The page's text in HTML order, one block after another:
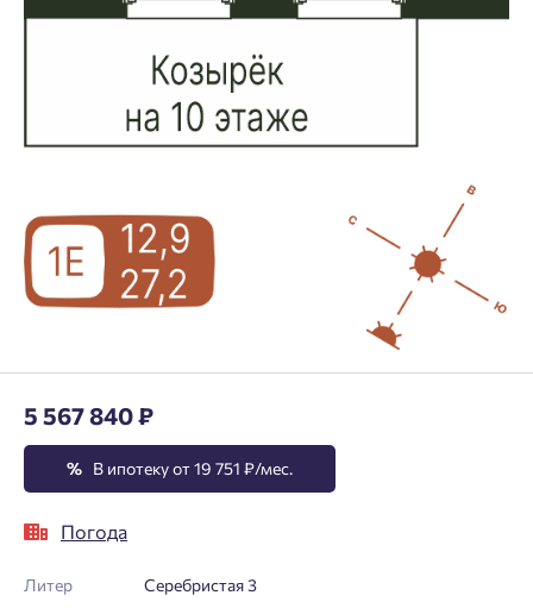
5 567 840 ₽
% В ипотеку от 19 751 ₽/мес.
Погода
Литер
Серебристая 3